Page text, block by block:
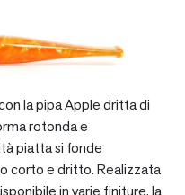
la pipa Apple dritta di
rotonda e
piatta si fonde
corto e dritto. Realizzata
in varie finiture, la